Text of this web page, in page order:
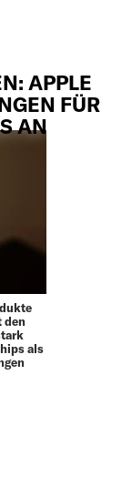
APPLE
FÜR
AN
den
als